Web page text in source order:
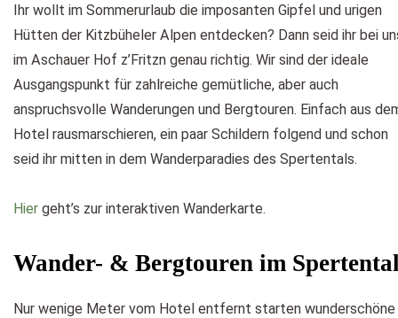
Ihr wollt im Sommerurlaub die imposanten Gipfel und urigen
Hütten der Kitzbüheler Alpen entdecken? Dann seid ihr bei
im Aschauer Hof z’Fritzn genau richtig. Wir sind der ideale
Ausgangspunkt für zahlreiche gemütliche, aber auch
anspruchsvolle Wanderungen und Bergtouren. Einfach aus
Hotel rausmarschieren, ein paar Schildern folgend und schon
seid ihr mitten in dem Wanderparadies des Spertentals.
Hier geht’s zur interaktiven Wanderkarte.
Wander- & Bergtouren im
Nur wenige Meter vom Hotel entfernt starten wunderschöne